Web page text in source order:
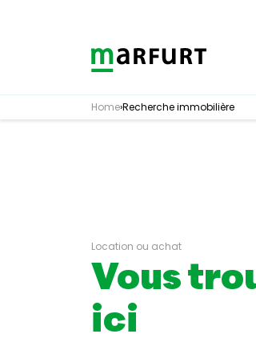
Home›Recherche immobilière
Location ou achat
Vous
ici